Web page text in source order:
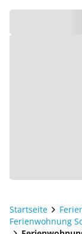
Startseite
Ferienwohnung